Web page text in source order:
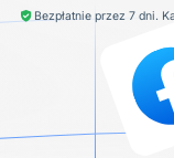
Bezpłatnie przez 7 dni.